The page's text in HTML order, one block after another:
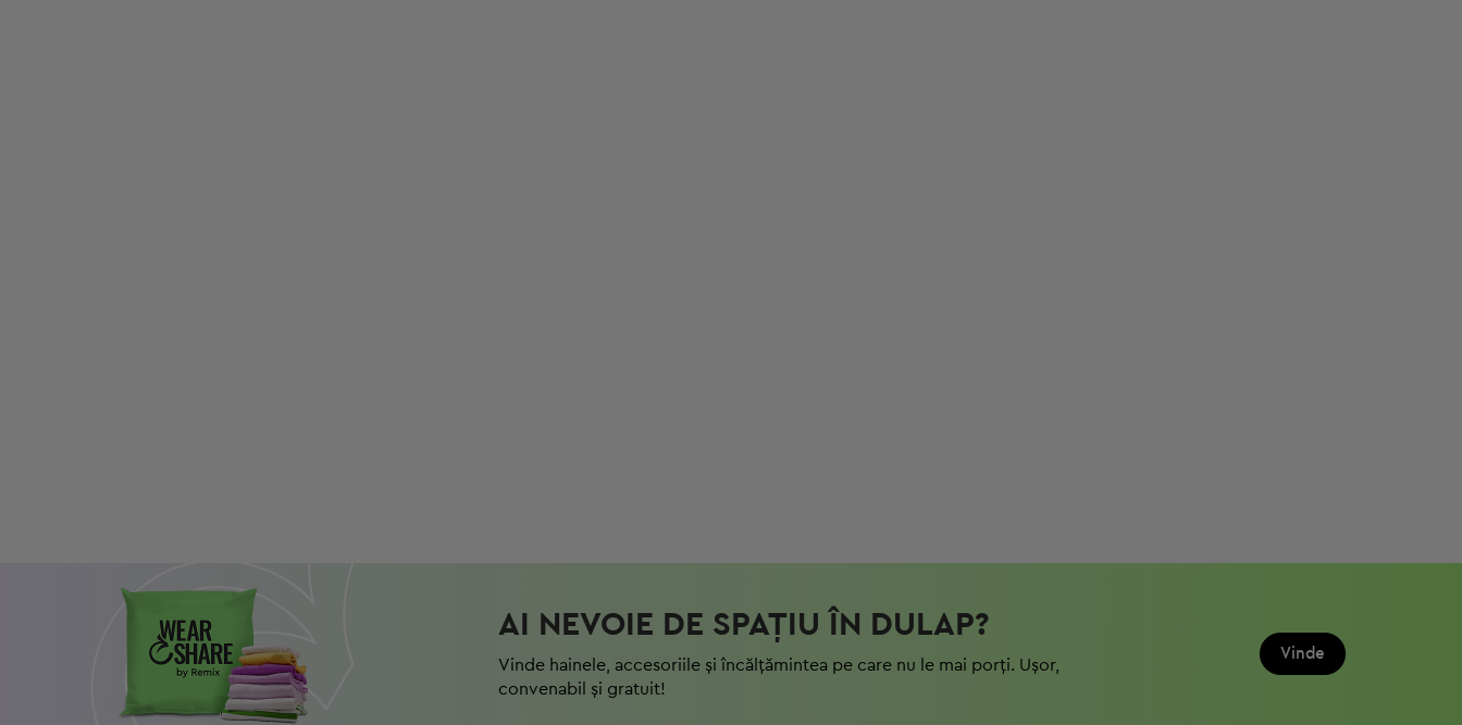
AI NEVOIE DE SPAȚIU ÎN DULAP?
Vinde hainele, accesoriile și încălțămintea pe care nu le mai porți. Ușor,
convenabil și gratuit!
Vinde